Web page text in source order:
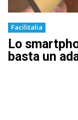
Facilitalia
Lo
basta un